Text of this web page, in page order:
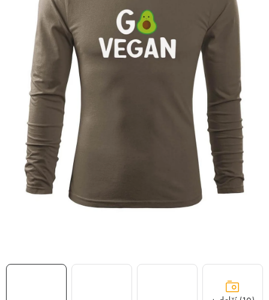
MIKINY
OKAMŽITĚ K ODBĚRU
MÁM SRDCE POMÁHÁM
VÁNOCE
PROVIZNÍ SYSTÉM
O nás Časté otázky
Doprava a platba